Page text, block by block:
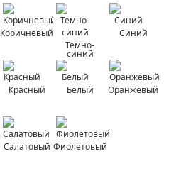
Коричневый
Темно-
синий
Синий
Красный Белый Оранжевый
Салатовый Фиолетовый